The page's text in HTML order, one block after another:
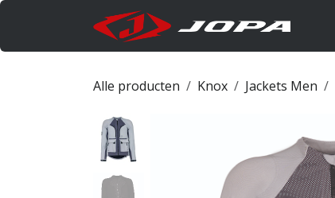
Overslaan naar inhoud
Alle producten Knox Jackets Men